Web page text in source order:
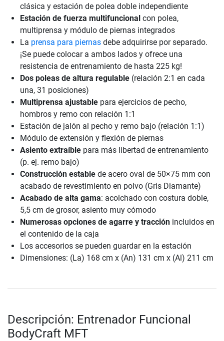
clásica y estación de polea doble independiente
Estación de fuerza multifuncional con polea,
multiprensa y módulo de piernas integrados
La prensa para piernas debe adquirirse por separado.
¡Se puede colocar a ambos lados y ofrece una
resistencia de entrenamiento de hasta 225 kg!
Dos poleas de altura regulable (relación 2:1 en cada
una, 31 posiciones)
Multiprensa ajustable para ejercicios de pecho,
hombros y remo con relación 1:1
Estación de jalón al pecho y remo bajo (relación 1:1)
Módulo de extensión y flexión de piernas
Asiento extraíble para más libertad de entrenamiento
(p. ej. remo bajo)
Construcción estable de acero oval de 50×75 mm con
acabado de revestimiento en polvo (Gris Diamante)
Acabado de alta gama: acolchado con costura doble,
5,5 cm de grosor, asiento muy cómodo
Numerosas opciones de agarre y tracción incluidos en
el contenido de la caja
Los accesorios se pueden guardar en la estación
Dimensiones: (La) 168 cm x (An) 131 cm x (Al) 211 cm
Descripción: Entrenador Funcional
BodyCraft MFT